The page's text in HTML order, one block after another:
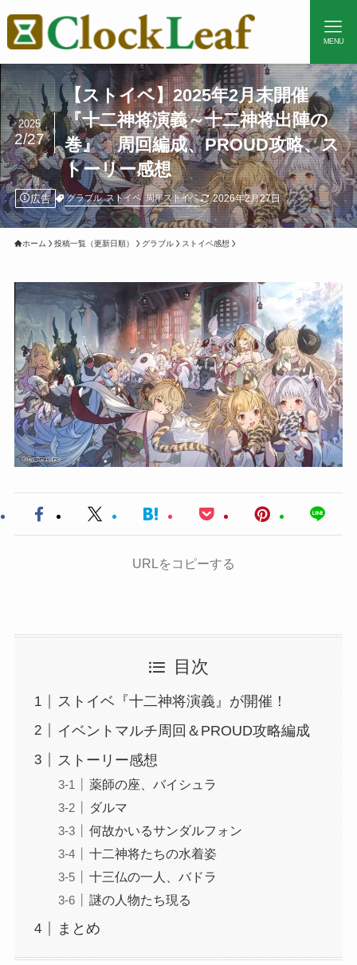
MENU
【ストイベ】2025年2月末開催
『十二神将演義～十二神将出陣の
巻』 周回編成、PROUD攻略、ス
トーリー感想
2025
2/27
広告 グラブル ストイベ 周年ストイベ 2026年2月27日
ホーム 投稿一覧（更新日順） グラブル ストイベ感想
URLをコピーする
目次
ストイベ『十二神将演義』が開催！
イベントマルチ周回＆PROUD攻略編成
ストーリー感想
薬師の座、バイシュラ
ダルマ
何故かいるサンダルフォン
十二神将たちの水着姿
十三仏の一人、バドラ
謎の人物たち現る
まとめ